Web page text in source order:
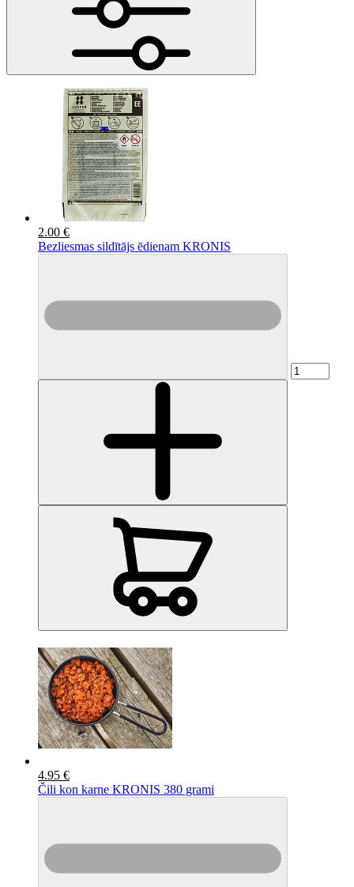
2.00 €
Bezliesmas sildītājs ēdienam KRONIS
4.95 €
Čili kon karne KRONIS 380 grami